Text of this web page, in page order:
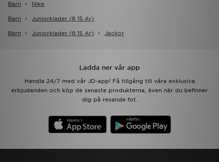
Barn Nike
Barn Juniorklader (8 15 Ar)
Barn Juniorklader (8 15 Ar) Jackor
Ladda ner vår app
Handla 24/7 med vår JD-app! Få tillgång till våra exklusiva
erbjudanden och köp de senaste produkterna, även när du befinner
dig på resande fot.